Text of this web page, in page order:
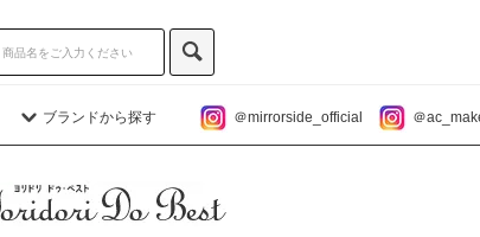
ブランドから探す ＠mirrorside_official ＠